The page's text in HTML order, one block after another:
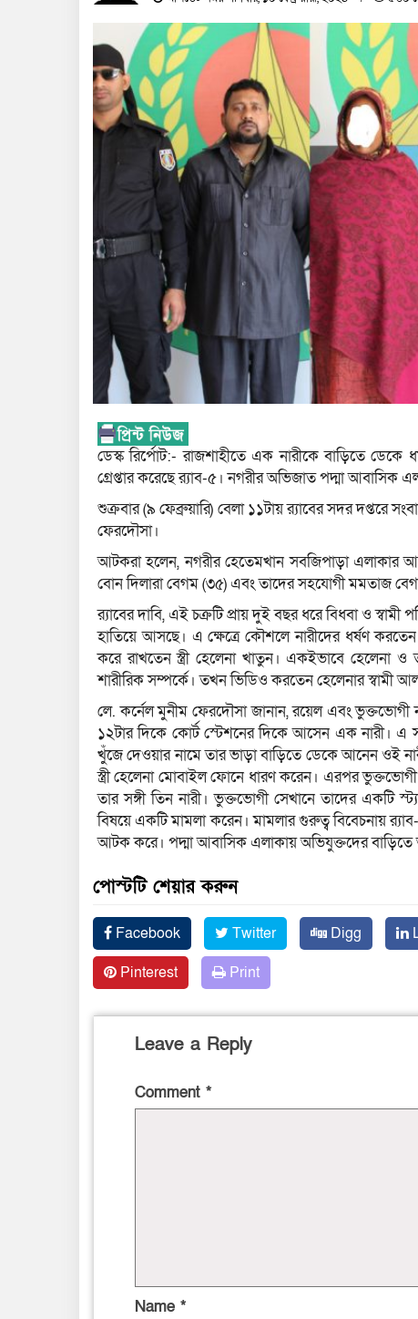
ডেস্ক রির্পোট:- রাজশাহীতে এক নারীকে বাড়িতে
গ্রেপ্তার করেছে র‌্যাব-৫। নগরীর অভিজাত পদ্মা আবাসিক
শুক্রবার (৯ ফেব্রুয়ারি) বেলা ১১টায় র‌্যাবের সদর দপ্তরে
ফেরদৌসা।
আটকরা হলেন, নগরীর হেতেমখান সবজিপাড়া এলাকার
বোন দিলারা বেগম (৩৫) এবং তাদের সহযোগী মমতাজ
র‌্যাবের দাবি, এই চক্রটি প্রায় দুই বছর ধরে বিধবা ও
হাতিয়ে আসছে। এ ক্ষেত্রে কৌশলে নারীদের ধর্ষণ
করে রাখতেন স্ত্রী হেলেনা খাতুন। একইভাবে
শারীরিক সম্পর্কে। তখন ভিডিও করতেন হেলেনার স্বামী
লে. কর্নেল মুনীম ফেরদৌসা জানান, রয়েল এবং
১২টার দিকে কোর্ট স্টেশনের দিকে আসেন এক নারী। এ
খুঁজে দেওয়ার নামে তার ভাড়া বাড়িতে ডেকে আনেন ওই
স্ত্রী হেলেনা মোবাইল ফোনে ধারণ করেন। এরপর
তার সঙ্গী তিন নারী। ভুক্তভোগী সেখানে তাদের একটি
বিষয়ে একটি মামলা করেন। মামলার গুরুত্ব বিবেচনায়
আটক করে। পদ্মা আবাসিক এলাকায় অভিযুক্তদের বাড়িতে
পোস্টটি শেয়ার করুন
Facebook Twitter Digg
Pinterest
Print
Leave a Reply
Comment *
Name *